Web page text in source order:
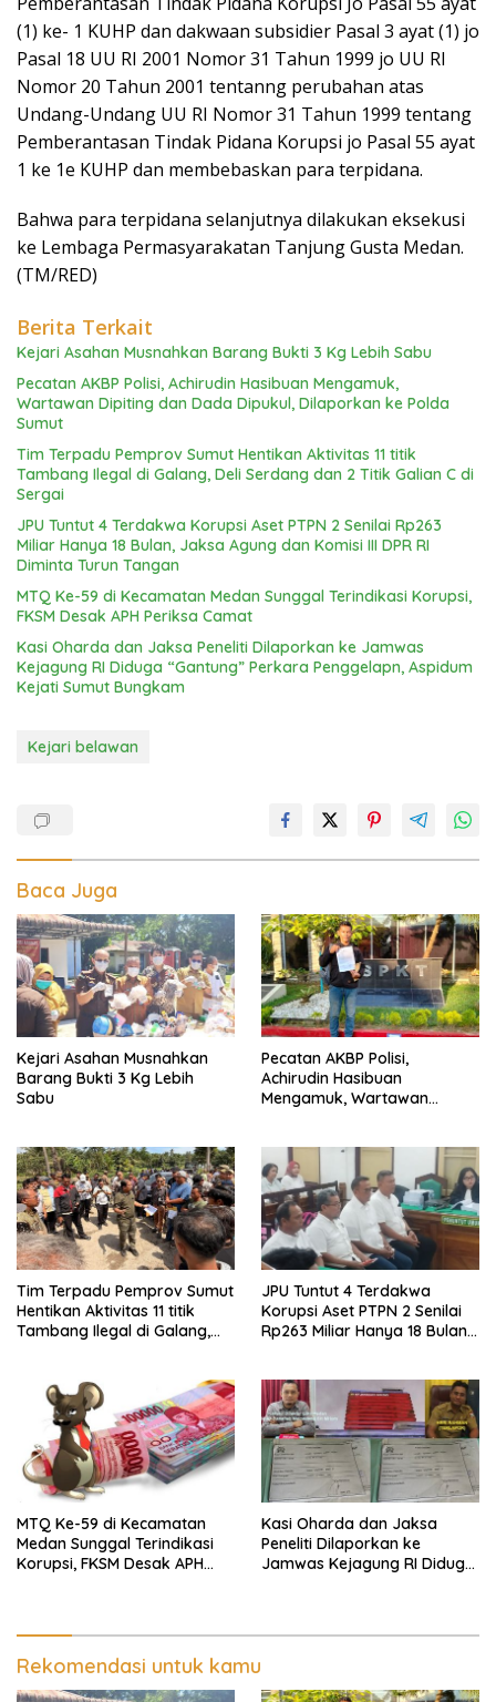
(1) ke- 1 KUHP dan dakwaan subsidier Pasal 3 ayat (1) jo
Pasal 18 UU RI 2001 Nomor 31 Tahun 1999 jo UU RI
Nomor 20 Tahun 2001 tentanng perubahan atas
Undang-Undang UU RI Nomor 31 Tahun 1999 tentang
Pemberantasan Tindak Pidana Korupsi jo Pasal 55 ayat
1 ke 1e KUHP dan membebaskan para terpidana.
Bahwa para terpidana selanjutnya dilakukan eksekusi
ke Lembaga Permasyarakatan Tanjung Gusta Medan.
(TM/RED)
Berita Terkait
Kejari Asahan Musnahkan Barang Bukti 3 Kg Lebih Sabu
Pecatan AKBP Polisi, Achirudin Hasibuan Mengamuk,
Wartawan Dipiting dan Dada Dipukul, Dilaporkan ke Polda
Sumut
Tim Terpadu Pemprov Sumut Hentikan Aktivitas 11 titik
Tambang Ilegal di Galang, Deli Serdang dan 2 Titik Galian C di
Sergai
JPU Tuntut 4 Terdakwa Korupsi Aset PTPN 2 Senilai Rp263
Miliar Hanya 18 Bulan, Jaksa Agung dan Komisi III DPR RI
Diminta Turun Tangan
MTQ Ke-59 di Kecamatan Medan Sunggal Terindikasi Korupsi,
FKSM Desak APH Periksa Camat
Kasi Oharda dan Jaksa Peneliti Dilaporkan ke Jamwas
Kejagung RI Diduga “Gantung” Perkara Penggelapn, Aspidum
Kejati Sumut Bungkam
Kejari belawan
Baca Juga
Kejari Asahan Musnahkan
Barang Bukti 3 Kg Lebih
Sabu
Pecatan AKBP Polisi,
Achirudin Hasibuan
Mengamuk, Wartawan
Tim Terpadu Pemprov Sumut
Hentikan Aktivitas 11 titik
Tambang Ilegal di Galang,
JPU Tuntut 4 Terdakwa
Korupsi Aset PTPN 2 Senilai
Rp263 Miliar Hanya 18 Bulan,
MTQ Ke-59 di Kecamatan
Medan Sunggal Terindikasi
Korupsi, FKSM Desak APH
Kasi Oharda dan Jaksa
Peneliti Dilaporkan ke
Jamwas Kejagung RI Diduga
Rekomendasi untuk kamu